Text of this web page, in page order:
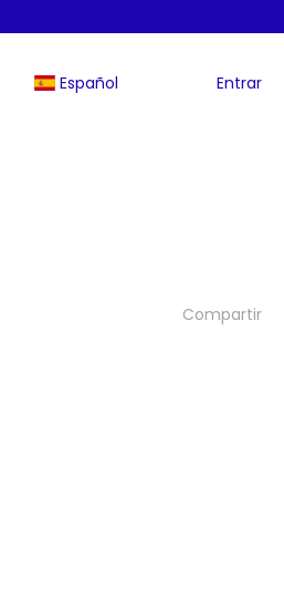
Español Entrar
Compartir